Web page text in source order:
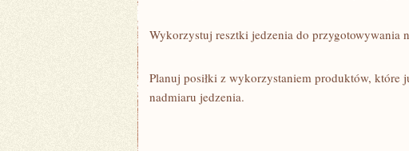
Wykorzystuj resztki‌ jedzenia do przygotowywania
Planuj posiłki z wykorzystaniem ⁣produktów, które
nadmiaru jedzenia.